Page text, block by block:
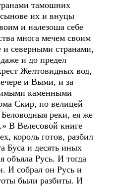
тамошних
их и внуцы
и налезоша себе
многа мечем своим
северными странами,
и до предел
Желтовидных вод,
и Выми, и за
каменными
Скир, по велицей
реки, ея же
В Велесовой книге
король готов, разбил
Буса и десять иных
объяла Русь. И тогда
И собрал он Русь и
были разбиты. И